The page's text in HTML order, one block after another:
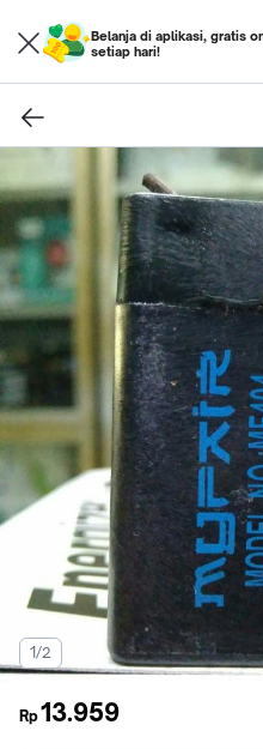
Belanja di aplikasi, gratis
setiap hari!
1/2
Rp13.959